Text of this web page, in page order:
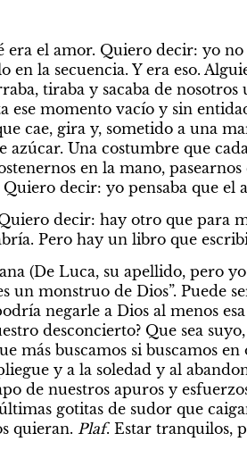
era el amor. Quiero decir: yo
en la secuencia. Y era eso.
tiraba y sacaba de
ese momento vacío y sin
cae, gira y, sometido a una
azúcar. Una costumbre que
en la mano,
decir: yo pensaba que el
decir: hay otro que para
Pero hay un libro que
(De Luca, su apellido, pero
un monstruo de Dios”. Puede
negarle a Dios al menos
desconcierto? Que sea
más buscamos si buscamos
y a la soledad y al
de nuestros apuros y
gotitas de sudor que
quieran. Plaf. Estar tranquilos,